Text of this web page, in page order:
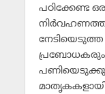
പഠിക്കേണ്ട
പ്രബോധകരും